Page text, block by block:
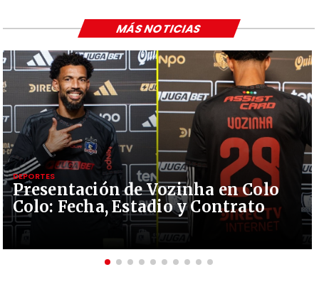
Presentación de Vozinha en Colo
Colo: Fecha, Estadio y Contrato
DEPORTES
MÁS NOTICIAS